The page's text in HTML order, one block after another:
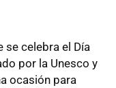
se celebra el Día
por la Unesco y
ocasión para